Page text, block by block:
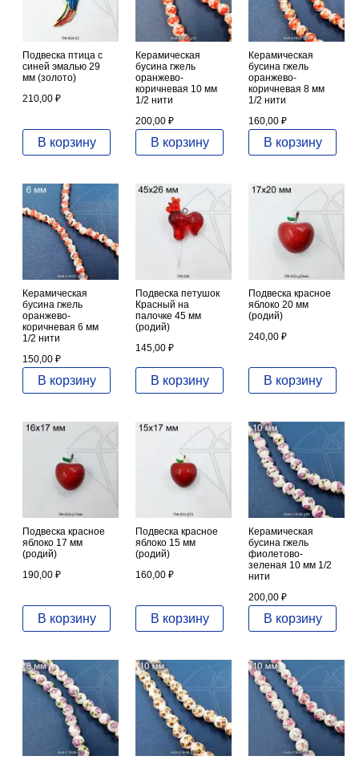
Подвеска птица с
синей эмалью 29
мм (золото)
210,00 ₽
В корзину
Керамическая
бусина гжель
оранжево-
коричневая 10 мм
1/2 нити
200,00 ₽
В корзину
Керамическая
бусина гжель
оранжево-
коричневая 8 мм
1/2 нити
160,00 ₽
В корзину
Керамическая
бусина гжель
оранжево-
коричневая 6 мм
1/2 нити
150,00 ₽
В корзину
Подвеска петушок
Красный на
палочке 45 мм
(родий)
145,00 ₽
В корзину
Подвеска красное
яблоко 20 мм
(родий)
240,00 ₽
В корзину
Подвеска красное
яблоко 17 мм
(родий)
190,00 ₽
В корзину
Подвеска красное
яблоко 15 мм
(родий)
160,00 ₽
В корзину
Керамическая
бусина гжель
фиолетово-
зеленая 10 мм 1/2
нити
200,00 ₽
В корзину